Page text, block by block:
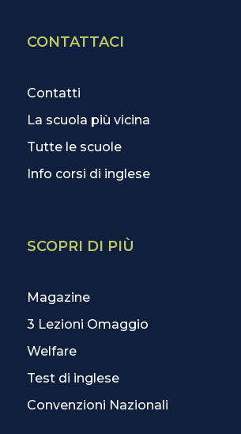
CONTATTACI
Contatti
La scuola più vicina
Tutte le scuole
Info corsi di inglese
SCOPRI DI PIÙ
Magazine
3 Lezioni Omaggio
Welfare
Test di inglese
Convenzioni Nazionali